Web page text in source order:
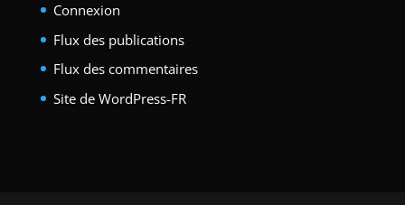
Connexion
Flux des publications
Flux des commentaires
Site de WordPress-FR